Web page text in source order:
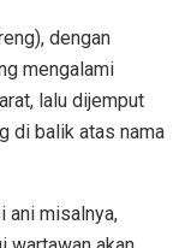
dengan
mengalami
lalu dijemput
di balik atas nama
ani misalnya,